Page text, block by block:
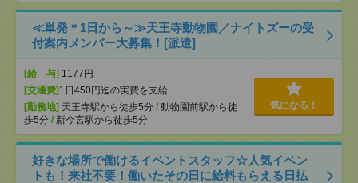
≪単発＊1日から～≫天王寺動物園／ナイトズーの受
付案内メンバー大募集！[派遣]
[給 与] 1177円
[交通費] 1日450円迄の実費を支給
[勤務地] 天王寺駅から徒歩5分 / 動物園前駅から徒
歩5分 / 新今宮駅から徒歩5分
気になる！
好きな場所で働けるイベントスタッフ☆人気イベン
トも！来社不要！働いたその日に給料もらえる日払